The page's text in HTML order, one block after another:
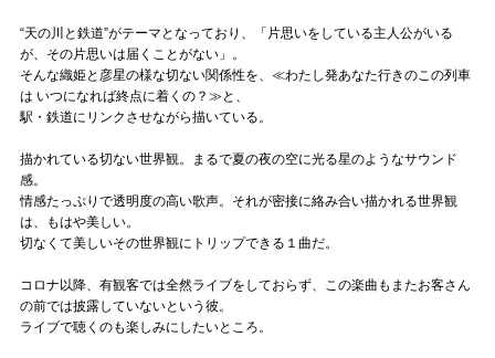
“天の川と鉄道”がテーマとなっており、「片思いをしている主人公がいる
が、その片思いは届くことがない」。
そんな織姫と彦星の様な切ない関係性を、≪わたし発あなた行きのこの列車
は いつになれば終点に着くの？≫と、
駅・鉄道にリンクさせながら描いている。
描かれている切ない世界観。まるで夏の夜の空に光る星のようなサウンド
感。
情感たっぷりで透明度の高い歌声。それが密接に絡み合い描かれる世界観
は、もはや美しい。
切なくて美しいその世界観にトリップできる１曲だ。
コロナ以降、有観客では全然ライブをしておらず、この楽曲もまたお客さん
の前では披露していないという彼。
ライブで聴くのも楽しみにしたいところ。